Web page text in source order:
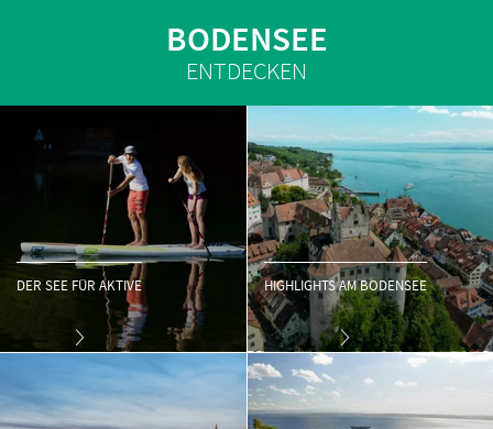
BODENSEE
ENTDECKEN
DER SEE FÜR AKTIVE HIGHLIGHTS AM BODENSEE